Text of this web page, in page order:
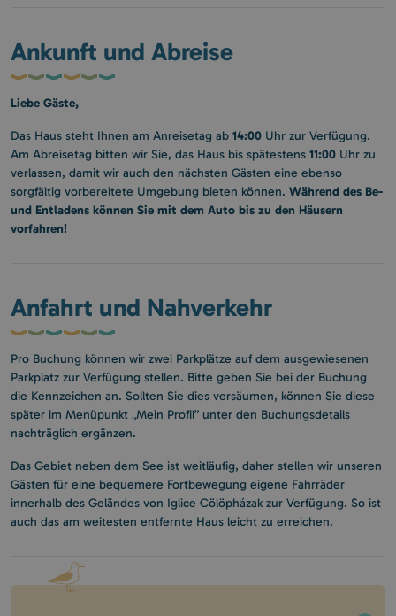
Ankunft und Abreise
Liebe Gäste,
Das Haus steht Ihnen am Anreisetag ab 14:00 Uhr zur Verfügung.
Am Abreisetag bitten wir Sie, das Haus bis spätestens 11:00 Uhr zu
verlassen, damit wir auch den nächsten Gästen eine ebenso
sorgfältig vorbereitete Umgebung bieten können. Während des Be-
und Entladens können Sie mit dem Auto bis zu den Häusern
vorfahren!
Anfahrt und Nahverkehr
Pro Buchung können wir zwei Parkplätze auf dem ausgewiesenen
Parkplatz zur Verfügung stellen. Bitte geben Sie bei der Buchung
die Kennzeichen an. Sollten Sie dies versäumen, können Sie diese
später im Menüpunkt „Mein Profil” unter den Buchungsdetails
nachträglich ergänzen.
Das Gebiet neben dem See ist weitläufig, daher stellen wir unseren
Gästen für eine bequemere Fortbewegung eigene Fahrräder
innerhalb des Geländes von Iglice Cölöpházak zur Verfügung. So ist
auch das am weitesten entfernte Haus leicht zu erreichen.